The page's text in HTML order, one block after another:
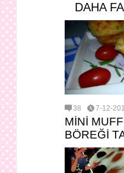
DAHA
38 7-12-
MİNİ
BÖREĞİ